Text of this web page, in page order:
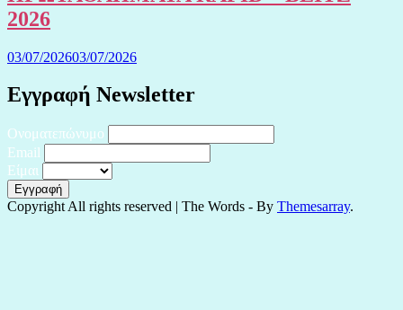
2026
03/07/202603/07/2026
Εγγραφή Newsletter
Ονοματεπώνυμο
Email
Είμαι
Copyright All rights reserved | The Words - By Themesarray.